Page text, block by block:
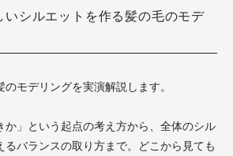
シルエットを作る髪の毛のモデ
モデリングを実演解説します。
か」という起点の考え方から、全体のシル
るバランスの取り方まで。どこから見ても